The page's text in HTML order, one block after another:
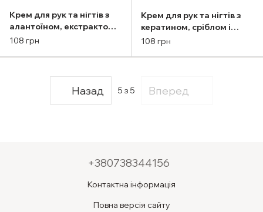
Крем для рук та нігтів з
алантоїном, екстрактом
равлика та олією каріте
108 грн
Крем для рук та нігтів з
кератином, сріблом і
екстрактом арніки Shelly
108 грн
Назад 5 з 5 Вперед
+380738344156
Контактна інформація
Повна версія сайту